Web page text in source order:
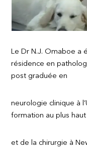
Le Dr N.J. Omaboe a
résidence en
post graduée en
neurologie clinique à
formation au plus
et de la chirurgie à